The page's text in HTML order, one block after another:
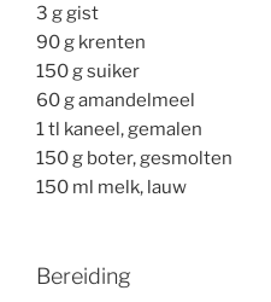
3 g gist
90 g krenten
150 g suiker
60 g amandelmeel
1 tl kaneel, gemalen
150 g boter, gesmolten
150 ml melk, lauw
Bereiding